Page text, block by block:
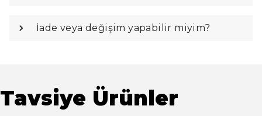
İade veya değişim yapabilir miyim?
Tavsiye Ürünler